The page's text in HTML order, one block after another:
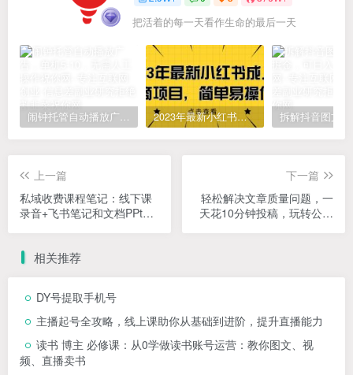
把活着的每一天看作生命的最后一天
闹钟托管自动播放广告，单机5-10，无需人工操作 2023年最新小红书成人电商项目，简单易操作【详细教程】
上一篇
私域收费课程笔记：线下课
录音+飞书笔记和文档PPt，
下一篇
轻松解决文章质量问题，一
天花10分钟投稿，玩转公共
相关推荐
DY号提取手机号
主播起号全攻略，线上课助你从基础到进阶，提升直播能力
读书 博主 必修课：从0学做读书账号运营：教你图文、视
频、直播卖书